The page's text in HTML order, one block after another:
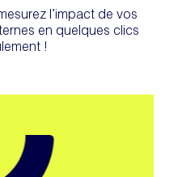
l’impact de vos
en quelques clics
!